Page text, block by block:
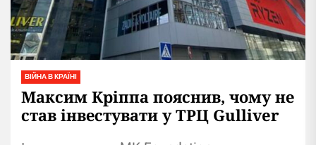
ВІЙНА В КРАЇНІ
Максим Кріппа пояснив, чому не
став інвестувати у ТРЦ Gulliver